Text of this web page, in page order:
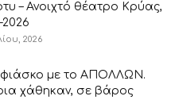
– Ανοιχτό θέατρο Κρύας,
2026
φιάσκο με το ΑΠΟΛΛΩΝ.
χάθηκαν, σε βάρος